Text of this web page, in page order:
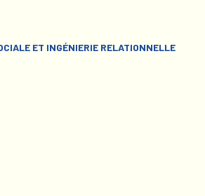
ET INGÉNIERIE RELATIONNELLE